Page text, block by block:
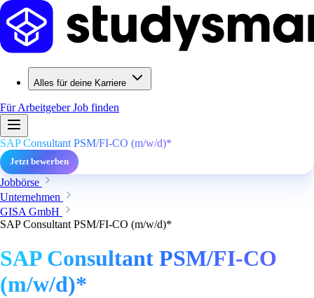
Alles für deine Karriere
Für ArbeitgeberJob finden
SAP Consultant PSM/FI-CO (m/w/d)*
Jetzt bewerben
Jobbörse
Unternehmen
GISA GmbH
SAP Consultant PSM/FI-CO (m/w/d)*
SAP Consultant PSM/FI-CO
(m/w/d)*